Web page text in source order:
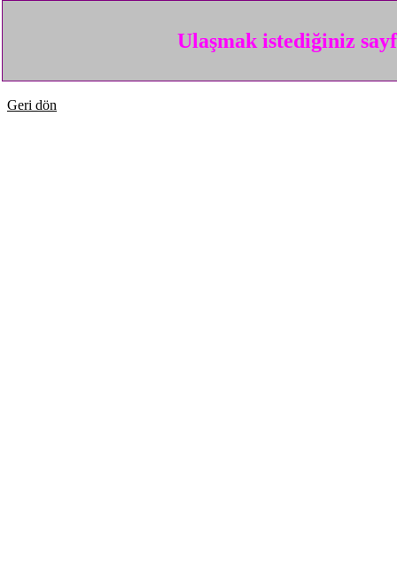
Ulaşmak istediğiniz
Geri dön